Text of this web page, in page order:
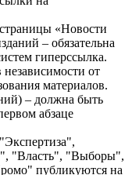
«Новости
– обязательна
гиперссылка.
от
материалов.
– должна быть
абзаце
"Власть", "Выборы",
публикуются на